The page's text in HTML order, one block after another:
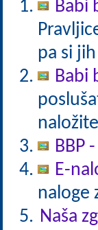
Babi
pa si
Babi
BBP
E-
naloge
Naša